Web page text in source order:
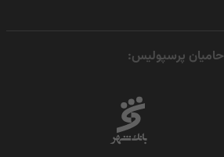
حامیان پرسپولیس: